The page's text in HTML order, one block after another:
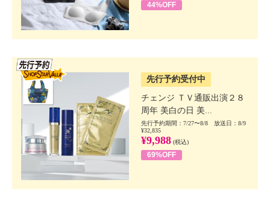
44%OFF
先行予約受付中
チェンジ ＴＶ通販出演２８
周年 美白の日 美...
先行予約期間：7/27〜8/8 放送日：8/9
¥32,835
¥9,988 (税込)
69%OFF